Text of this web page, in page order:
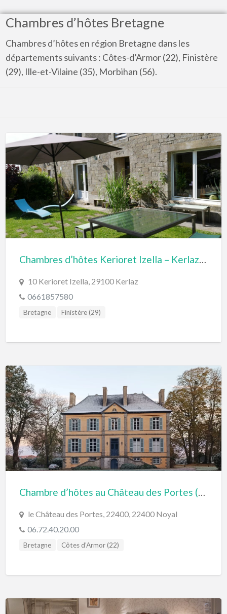
Chambres d’hôtes Bretagne
Chambres d’hôtes en région Bretagne dans les
départements suivants : Côtes-d’Armor (22), Finistère
(29), Ille-et-Vilaine (35), Morbihan (56).
Chambres d’hôtes Kerioret Izella – Kerlaz Douarnenez (Finistère, Bretagne)
10 Kerioret Izella, 29100 Kerlaz
0661857580
Bretagne Finistère (29)
Chambre d’hôtes au Château des Portes (Noyal, Bretagne)
le Château des Portes, 22400, 22400 Noyal
06.72.40.20.00
Bretagne Côtes d’Armor (22)